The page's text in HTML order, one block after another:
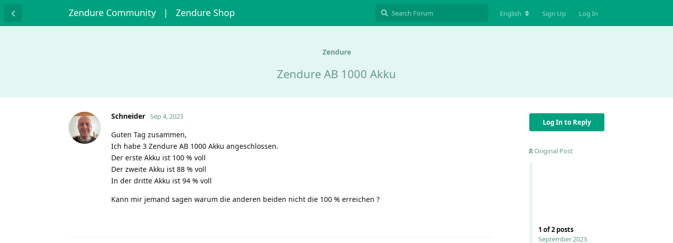
Zendure Community | Zendure Shop English Sign Up Log In
Zendure
Zendure AB 1000 Akku
Log In to Reply
Original Post
1 of2 posts
September 2023
Schneider Sep 4, 2023
Guten Tag zusammen,
Ich habe 3 Zendure AB 1000 Akku angeschlossen.
Der erste Akku ist 100 % voll
Der zweite Akku ist 88 % voll
In der dritte Akku ist 94 % voll
Kann mir jemand sagen warum die anderen beiden nicht die 100 % erreichen ?